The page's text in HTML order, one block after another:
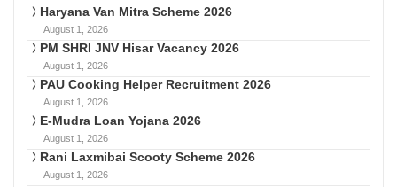
Haryana Van Mitra Scheme 2026
August 1, 2026
PM SHRI JNV Hisar Vacancy 2026
August 1, 2026
PAU Cooking Helper Recruitment 2026
August 1, 2026
E-Mudra Loan Yojana 2026
August 1, 2026
Rani Laxmibai Scooty Scheme 2026
August 1, 2026